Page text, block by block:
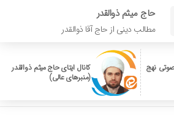
حاج میثم ذوالقدر
مطالب دینی از حاج آقا ذوالقدر
نهج
کانال ایتای حاج میثم ذوالقدر
(منبرهای عالی)